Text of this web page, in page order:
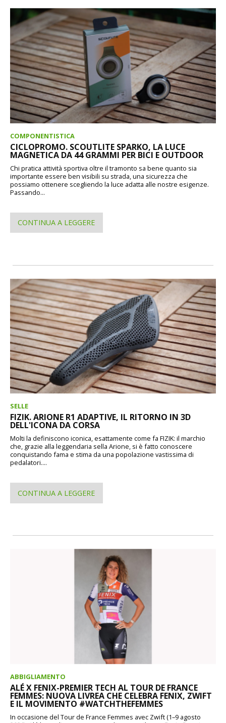
COMPONENTISTICA
CICLOPROMO. SCOUTLITE SPARKO, LA LUCE
MAGNETICA DA 44 GRAMMI PER BICI E OUTDOOR
Chi pratica attività sportiva oltre il tramonto sa bene quanto sia
importante essere ben visibili su strada, una sicurezza che
possiamo ottenere scegliendo la luce adatta alle nostre esigenze.
Passando...
CONTINUA A LEGGERE
SELLE
FIZIK. ARIONE R1 ADAPTIVE, IL RITORNO IN 3D
DELL'ICONA DA CORSA
Molti la definiscono iconica, esattamente come fa FIZIK: il marchio
che, grazie alla leggendaria sella Arione, si è fatto conoscere
conquistando fama e stima da una popolazione vastissima di
pedalatori....
CONTINUA A LEGGERE
ABBIGLIAMENTO
ALÉ X FENIX-PREMIER TECH AL TOUR DE FRANCE
FEMMES: NUOVA LIVREA CHE CELEBRA FENIX, ZWIFT
E IL MOVIMENTO #WATCHTHEFEMMES
In occasione del Tour de France Femmes avec Zwift (1–9 agosto